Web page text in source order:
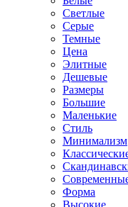
Светлые
Серые
Темные
Цена
Элитные
Дешевые
Размеры
Большие
Маленькие
Стиль
Минимализм
Форма
Высокие